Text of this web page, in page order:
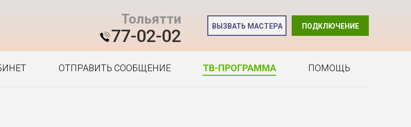
Тольятти
77-02-02 ПОДКЛЮЧЕНИЕ
ВЫЗВАТЬ МАСТЕРА
ОТПРАВИТЬ СООБЩЕНИЕ ТВ-ПРОГРАММА ПОМОЩЬ